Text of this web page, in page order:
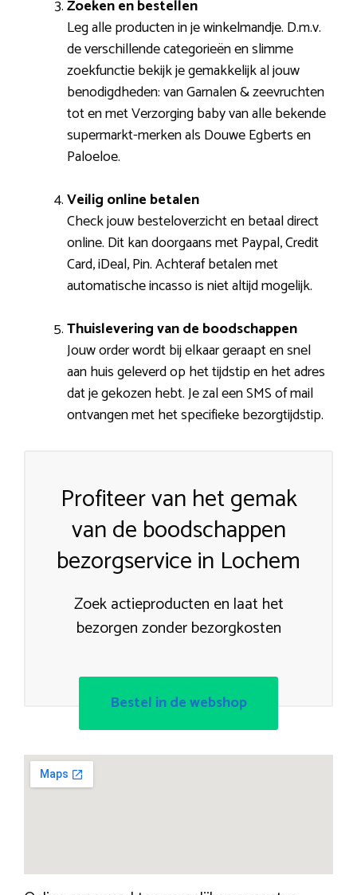
Zoeken en bestellen
Leg alle producten in je winkelmandje. D.m.v.
de verschillende categorieën en slimme
zoekfunctie bekijk je gemakkelijk al jouw
benodigdheden: van Garnalen & zeevruchten
tot en met Verzorging baby van alle bekende
supermarkt-merken als Douwe Egberts en
Paloeloe.
Veilig online betalen
Check jouw besteloverzicht en betaal direct
online. Dit kan doorgaans met Paypal, Credit
Card, iDeal, Pin. Achteraf betalen met
automatische incasso is niet altijd mogelijk.
Thuislevering van de boodschappen
Jouw order wordt bij elkaar geraapt en snel
aan huis geleverd op het tijdstip en het adres
dat je gekozen hebt. Je zal een SMS of mail
ontvangen met het specifieke bezorgtijdstip.
Profiteer van het gemak
van de boodschappen
bezorgservice in Lochem
Zoek actieproducten en laat het
bezorgen zonder bezorgkosten
Bestel in de webshop